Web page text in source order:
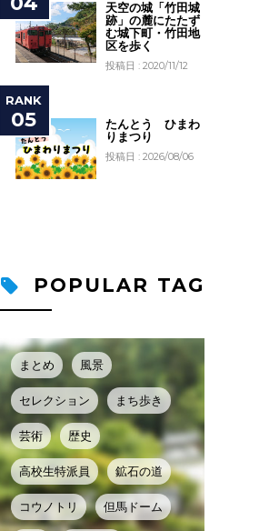
天空の城「竹田城
跡」の麓にたたず
む城下町・竹田地
区を歩く
投稿日 : 2020/11/12
たんとう ひまわ
りまつり
投稿日 : 2026/08/06
POPULAR TAG
まとめ 風景
セレクション まち歩き
芸術 歴史
高校生特派員 鉱石の道
コウノトリ 但馬ドーム